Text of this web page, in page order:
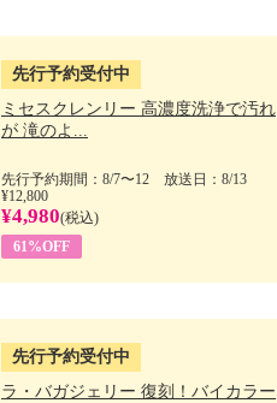
先行予約受付中
ミセスクレンリー 高濃度洗浄で汚れ
が 滝のよ...
先行予約期間：8/7〜12 放送日：8/13
¥12,800
¥4,980(税込)
61%OFF
先行予約受付中
ラ・バガジェリー 復刻！バイカラー